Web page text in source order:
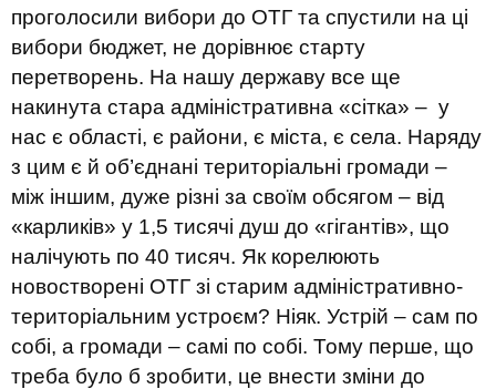
проголосили вибори до ОТГ та спустили на ці
вибори бюджет, не дорівнює старту
перетворень. На нашу державу все ще
накинута стара адміністративна «сітка» – у
нас є області, є райони, є міста, є села. Наряду
з цим є й об’єднані територіальні громади –
між іншим, дуже різні за своїм обсягом – від
«карликів» у 1,5 тисячі душ до «гігантів», що
налічують по 40 тисяч. Як корелюють
новостворені ОТГ зі старим адміністративно-
територіальним устроєм? Ніяк. Устрій – сам по
собі, а громади – самі по собі. Тому перше, що
треба було б зробити, це внести зміни до